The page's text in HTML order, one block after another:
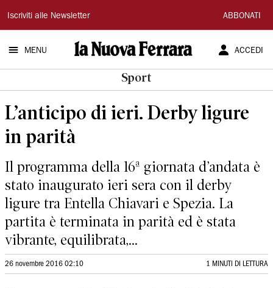
La
Nuova
Ferrara
Iscriviti alle Newsletter ABBONATI
MENU ACCEDI
Sport
L’anticipo di ieri. Derby ligure
in parità
Il programma della 16ª giornata d’andata è
stato inaugurato ieri sera con il derby
ligure tra Entella Chiavari e Spezia. La
partita è terminata in parità ed è stata
vibrante, equilibrata,...
26 novembre 2016 02:10 1 MINUTI DI LETTURA